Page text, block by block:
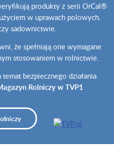
produkty z serii OrCal®
w uprawach polowych,
sadownictwie.
że spełniają one wymagane
stosowaniem w rolnictwie.
bezpiecznego działania
Rolniczy w TVP1